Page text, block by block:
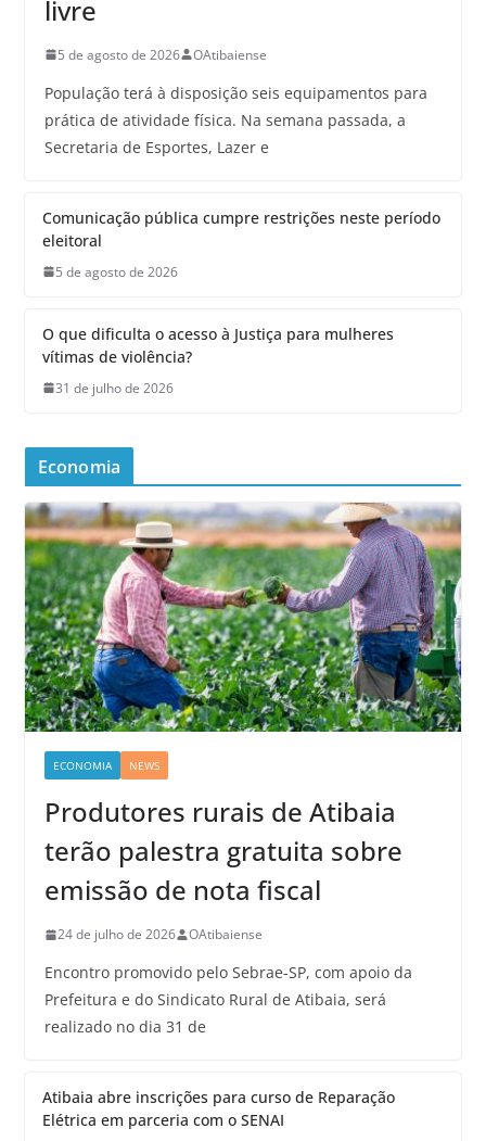
livre
5 de agosto de 2026 OAtibaiense
População terá à disposição seis equipamentos para
prática de atividade física. Na semana passada, a
Secretaria de Esportes, Lazer e
Comunicação pública cumpre restrições neste período
eleitoral
5 de agosto de 2026
O que dificulta o acesso à Justiça para mulheres
vítimas de violência?
31 de julho de 2026
Economia
ECONOMIA NEWS
Produtores rurais de Atibaia
terão palestra gratuita sobre
emissão de nota fiscal
24 de julho de 2026 OAtibaiense
Encontro promovido pelo Sebrae-SP, com apoio da
Prefeitura e do Sindicato Rural de Atibaia, será
realizado no dia 31 de
Atibaia abre inscrições para curso de Reparação
Elétrica em parceria com o SENAI